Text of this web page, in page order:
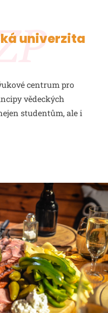
univerzita
centrum pro
vědeckých
studentům, ale i